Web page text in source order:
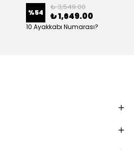
%54
₺ 3,549.00
₺ 1,649.00
10 Ayakkabı Numarası?